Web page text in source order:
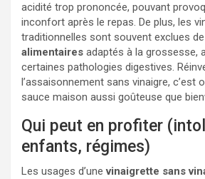
acidité trop prononcée, pouvant
inconfort après le repas. De plus, les
traditionnelles sont souvent exclues
alimentaires adaptés à la grossesse,
certaines pathologies digestives.
l’assaisonnement sans vinaigre, c’est
sauce maison aussi goûteuse que
Qui peut en profiter
enfants, régimes)
Les usages d’unevinaigrette sans